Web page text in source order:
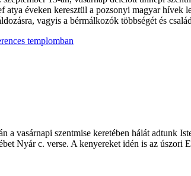
éveken keresztül a pozsonyi magyar hívek
vagyis a bérmálkozók többségét és
templomban
a vasárnapi szentmise keretében hálát adtunk
Nyár c. verse. A kenyereket idén is az úszori